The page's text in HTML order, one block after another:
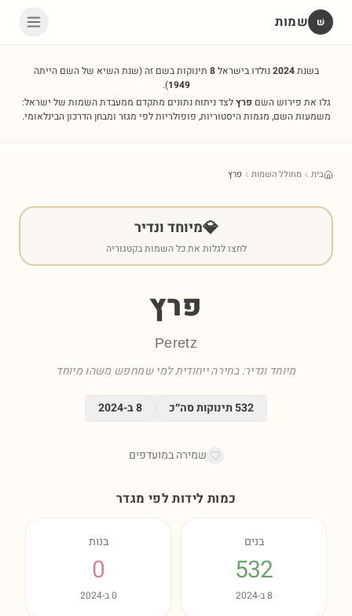
שׁ שמות
בשנת2024נולדו בישראל8 תינוקות בשם זה(שנת השיא של השם הייתה
1949
).
גלו את פירוש השם פרץלצד ניתוח נתונים מתקדם ממעבדת השמות של ישראל:
משמעות השם, מגמות היסטוריות, פופולריות לפי מגזר ומבחן הדרכון הבינלאומי.
בית מחולל השמות פרץ
💎מיוחד ונדיר
לחצו לגלות את כל השמות בקטגוריה
פרץ
Peretz
מיוחד ונדיר: בחירה ייחודית למי שמחפש משהו מיוחד
532תינוקות סה״כ 8ב-2024
שמירה במועדפים
כמות לידות לפי מגדר
בנים
532
8ב-2024
בנות
0
0ב-2024